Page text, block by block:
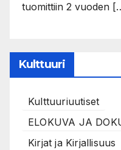
tuomittiin 2 vuoden
Kulttuuri
Kulttuuriuutiset
ELOKUVA JA
Kirjat ja Kirjallisuus